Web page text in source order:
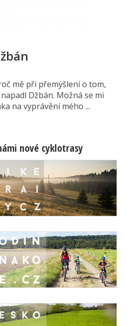
mě při přemýšlení o tom,
Džbán. Možná se mi
na vyprávění mého ...
nové cyklotrasy